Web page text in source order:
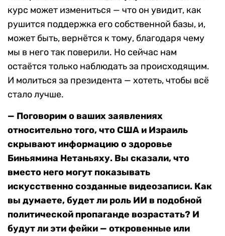
курс может измениться — что он увидит, как
рушится поддержка его собственной базы, и,
может быть, вернётся к тому, благодаря чему
мы в него так поверили. Но сейчас нам
остаётся только наблюдать за происходящим.
И молиться за президента — хотеть, чтобы всё
стало лучше.
— Поговорим о ваших заявлениях
относительно того, что США и Израиль
скрывают информацию о здоровье
Биньямина Нетаньяху. Вы сказали, что
вместо него могут показывать
искусственно созданные видеозаписи. Как
вы думаете, будет ли роль ИИ в подобной
политической пропаганде возрастать? И
будут ли эти фейки — откровенные или